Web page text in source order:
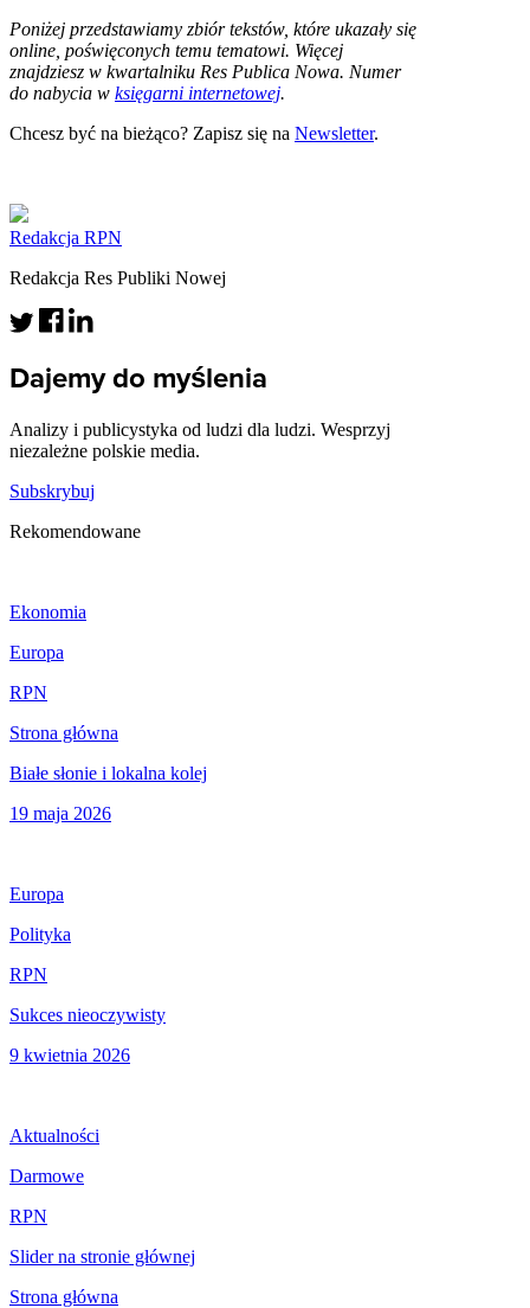
Poniżej przedstawiamy zbiór tekstów, które ukazały się
online, poświęconych temu tematowi. Więcej
znajdziesz w kwartalniku Res Publica Nowa. Numer
do nabycia w księgarni internetowej.
Chcesz być na bieżąco? Zapisz się na Newsletter.
Redakcja RPN
Redakcja Res Publiki Nowej
Dajemy do myślenia
Analizy i publicystyka od ludzi dla ludzi. Wesprzyj
niezależne polskie media.
Subskrybuj
Rekomendowane
Ekonomia
Europa
RPN
Strona główna
Białe słonie i lokalna kolej
19 maja 2026
Europa
Polityka
RPN
Sukces nieoczywisty
9 kwietnia 2026
Aktualności
Darmowe
RPN
Slider na stronie głównej
Strona główna